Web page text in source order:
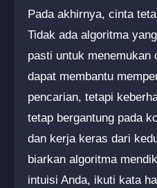
Pada akhirnya, cinta
Tidak ada algoritma
pasti untuk menemukan
dapat membantu
pencarian, tetapi
tetap bergantung pada
dan kerja keras dari
biarkan algoritma
intuisi Anda, ikuti kata